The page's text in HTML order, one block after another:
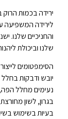
ירידה בכמות
לירידה המשפיעה
והחניכיים שלנו.
שלנו וביכולת
הסימפטומים
יובש ודבקות
נעימים מחלל הפה,
בגרון, לשון
בעיות בשימוש